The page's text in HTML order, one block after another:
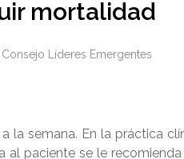
mortalidad
Consejo Líderes Emergentes
la semana. En la práctica
paciente se le